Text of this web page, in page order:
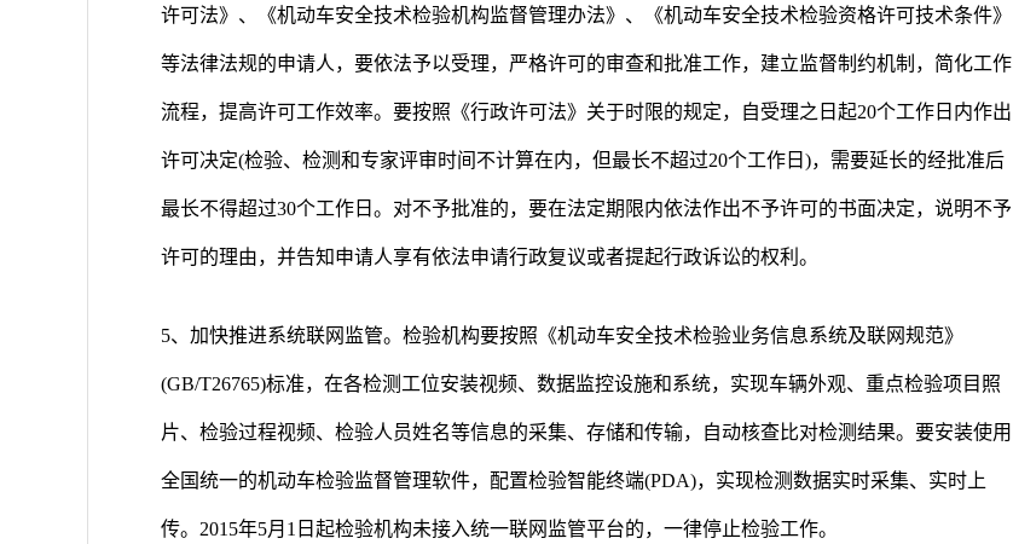
许可法》、《机动车安全技术检验机构监督管理办法》、《机动车安全技术检验资格许可技术条件》
等法律法规的申请人，要依法予以受理，严格许可的审查和批准工作，建立监督制约机制，简化工作
流程，提高许可工作效率。要按照《行政许可法》关于时限的规定，自受理之日起20个工作日内作出
许可决定(检验、检测和专家评审时间不计算在内，但最长不超过20个工作日)，需要延长的经批准后
最长不得超过30个工作日。对不予批准的，要在法定期限内依法作出不予许可的书面决定，说明不予
许可的理由，并告知申请人享有依法申请行政复议或者提起行政诉讼的权利。
5、加快推进系统联网监管。检验机构要按照《机动车安全技术检验业务信息系统及联网规范》
(GB/T26765)标准，在各检测工位安装视频、数据监控设施和系统，实现车辆外观、重点检验项目照
片、检验过程视频、检验人员姓名等信息的采集、存储和传输，自动核查比对检测结果。要安装使用
全国统一的机动车检验监督管理软件，配置检验智能终端(PDA)，实现检测数据实时采集、实时上
传。2015年5月1日起检验机构未接入统一联网监管平台的，一律停止检验工作。